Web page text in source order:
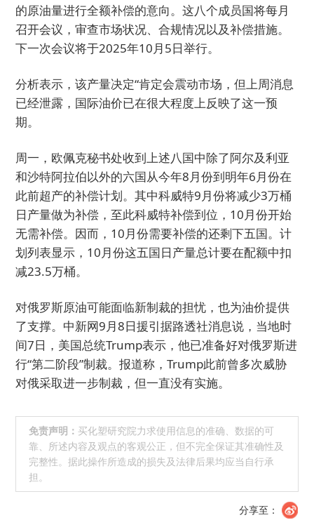
的原油量进行全额补偿的意向。这八个成员国将每月
召开会议，审查市场状况、合规情况以及补偿措施。
下一次会议将于2025年10月5日举行。
分析表示，该产量决定“肯定会震动市场，但上周消息
已经泄露，国际油价已在很大程度上反映了这一预
期。
周一，欧佩克秘书处收到上述八国中除了阿尔及利亚
和沙特阿拉伯以外的六国从今年8月份到明年6月份在
此前超产的补偿计划。其中科威特9月份将减少3万桶
日产量做为补偿，至此科威特补偿到位，10月份开始
无需补偿。因而，10月份需要补偿的还剩下五国。计
划列表显示，10月份这五国日产量总计要在配额中扣
减23.5万桶。
对俄罗斯原油可能面临新制裁的担忧，也为油价提供
了支撑。中新网9月8日援引据路透社消息说，当地时
间7日，美国总统Trump表示，他已准备好对俄罗斯进
行“第二阶段”制裁。报道称，Trump此前曾多次威胁
对俄采取进一步制裁，但一直没有实施。
免责声明： 买化塑研究院力求使用信息的准确、数据的可
靠、所述内容及观点的客观公正，但不完全保证其准确性及
完整性。据此操作所造成的损失及法律后果均应当自行承
担。
分享至：